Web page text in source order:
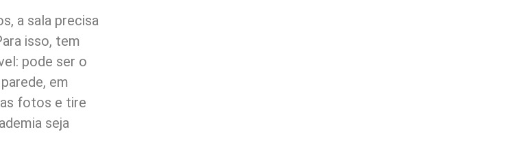
a sala precisa
isso, tem
pode ser o
em
fotos e tire
seja